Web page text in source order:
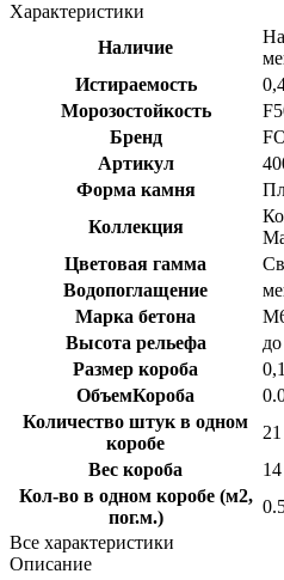
Характеристики
Наличие
Истираемость
Морозостойкость
Бренд
Артикул
Форма камня
Коллекция
Цветовая гамма
Водопоглащение
Марка бетона
Высота рельефа
Размер короба
ОбъемКороба
Количество штук в одном
коробе
21
Вес короба
14
Кол-во в одном коробе (м2,
пог.м.)
Все характеристики
Описание